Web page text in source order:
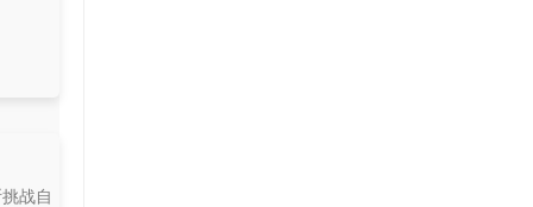
战自